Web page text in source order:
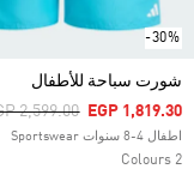
-30%
شورت سباحة للأطفال
Reduced From
2,599.00ToEGP 1,819.30
اطفال 4-8 سنوات Sportswear
2 Colours